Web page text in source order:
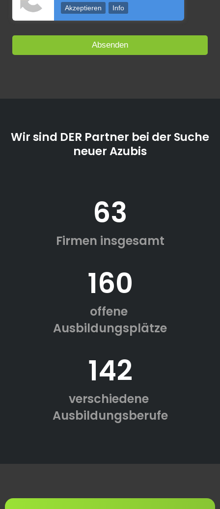
Akzeptieren Info
Wir sind DER Partner bei der Suche
neuer Azubis
63
Firmen insgesamt
160
offene
Ausbildungsplätze
142
verschiedene
Ausbildungsberufe